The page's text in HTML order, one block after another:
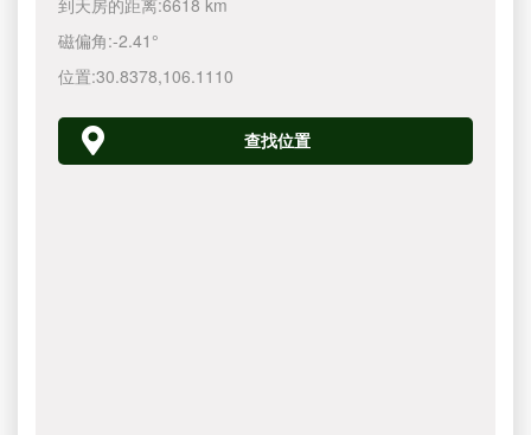
到天房的距离:6618 km
磁偏角:-2.41°
位置:30.8378,106.1110
查找位置